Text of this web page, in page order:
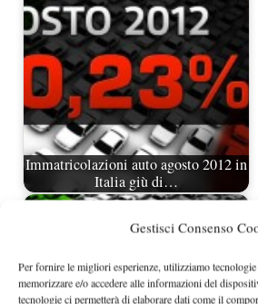
Gestisci Consenso
Per fornire le migliori esperienze, utilizziamo
memorizzare e/o accedere alle informazioni del
tecnologie ci permetterà di elaborare dati come il
Immatricolazioni auto agosto 2012 in
Italia giù di…